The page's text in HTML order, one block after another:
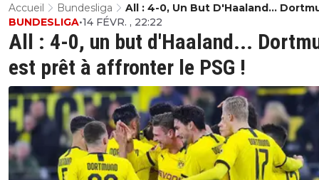
Accueil Bundesliga
All : 4-0, Un But D'Haaland...
Est Prêt À Affronter Le PSG !
All : 4-0, un but d'Haaland...
est prêt à affronter le PSG !
BUNDESLIGA•14 FÉVR. , 22:22